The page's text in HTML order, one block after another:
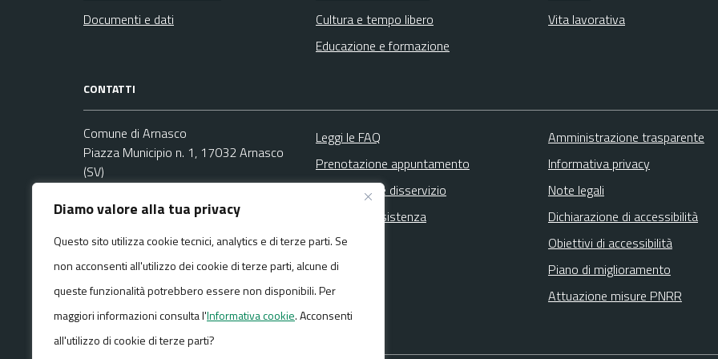
Diamo valore alla tua privacy
Questo sito utilizza cookie tecnici, analytics e di terze parti. Se
non acconsenti all'utilizzo dei cookie di terze parti, alcune di
queste funzionalità potrebbero essere non disponibili. Per
maggiori informazioni consulta l'Informativa cookie. Acconsenti
all'utilizzo di cookie di terze parti?
Documenti e dati
Cultura e tempo libero
Educazione e formazione
Vita lavorativa
CONTATTI
Comune di Arnasco
Piazza Municipio n. 1, 17032 Arnasco
(SV)
Email:info@comunearnasco.it
PEC:comunearnasco@pec.it
Centralino unico: +39 0182 761020
Leggi le FAQ
Prenotazione appuntamento
Segnalazione disservizio
Richiesta assistenza
Amministrazione trasparente
Informativa privacy
Note legali
Dichiarazione di accessibilità
Obiettivi di accessibilità
Piano di miglioramento
Attuazione misure PNRR